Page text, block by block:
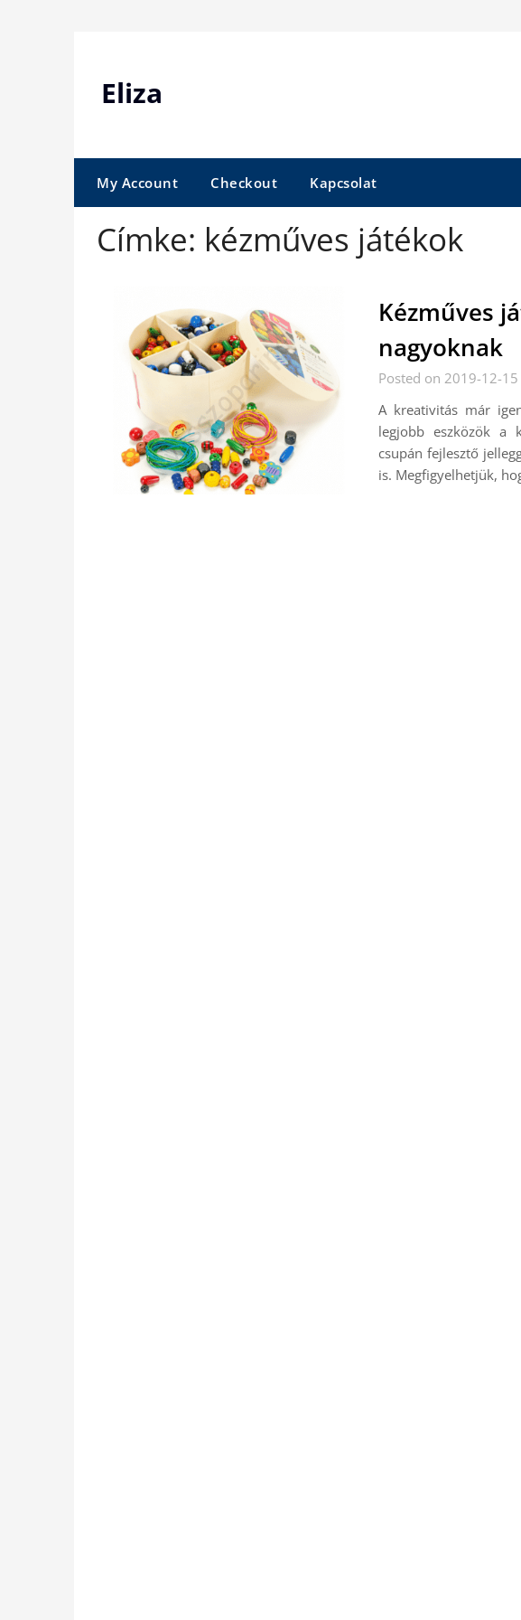
Eliza
My Account Checkout Kapcsolat
Címke: kézműves játékok
Kézműves
nagyoknak
Posted on 2019-12-15
A kreativitás már
legjobb eszközök a
csupán fejlesztő
is. Megfigyelhetjük,